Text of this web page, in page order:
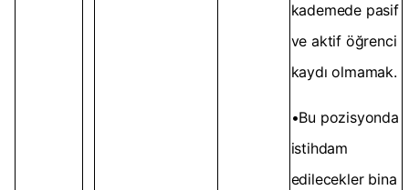
kademede pasif
ve aktif öğrenci
kaydı olmamak.
•Bu pozisyonda
istihdam
edilecekler bina